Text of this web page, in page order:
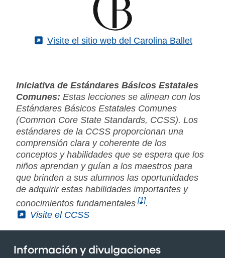
(External)
Visite el sitio web del Carolina Ballet
Iniciativa de Estándares Básicos Estatales
Comunes: Estas lecciones se alinean con los
Estándares Básicos Estatales Comunes
(Common Core State Standards, CCSS). Los
estándares de la CCSS proporcionan una
comprensión clara y coherente de los
conceptos y habilidades que se espera que los
niños aprendan y guían a los maestros para
que brinden a sus alumnos las oportunidades
de adquirir estas habilidades importantes y
conocimientos fundamentales [1].
(External)
Visite el CCSS
Información y divulgaciones